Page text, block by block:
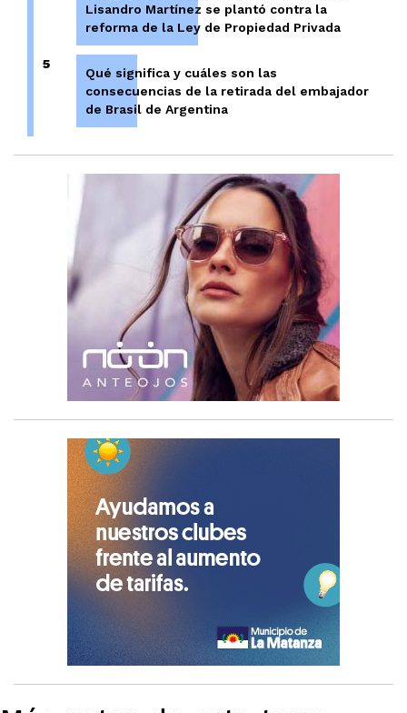
Lisandro Martínez se plantó contra la
reforma de la Ley de Propiedad Privada
5
Qué significa y cuáles son las
consecuencias de la retirada del embajador
de Brasil de Argentina